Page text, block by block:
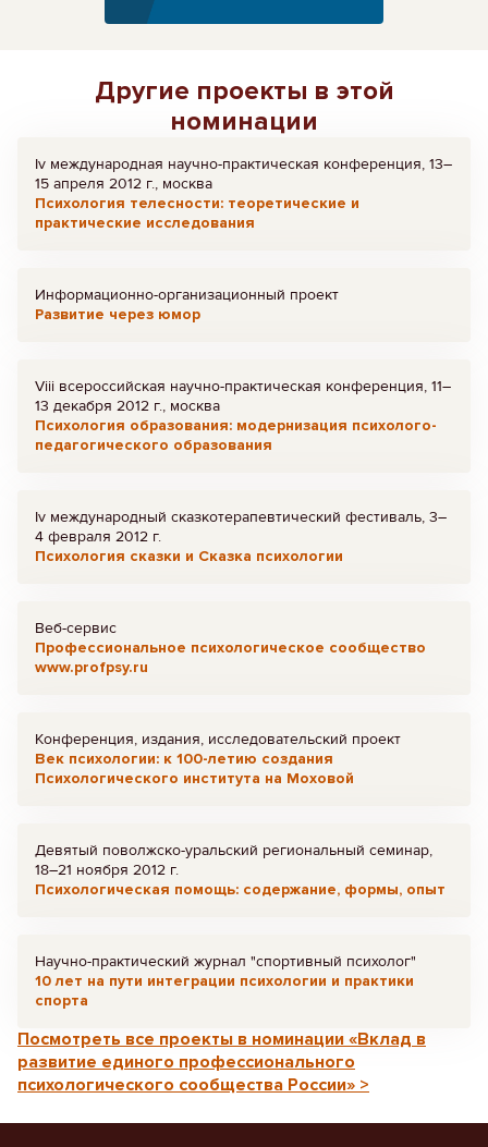
Другие проекты в этой
номинации
Iv международная научно-практическая конференция, 13–
15 апреля 2012 г., москва
Психология телесности: теоретические и
практические исследования
Информационно-организационный проект
Развитие через юмор
Viii всероссийская научно-практическая конференция, 11–
13 декабря 2012 г., москва
Психология образования: модернизация психолого-
педагогического образования
Iv международный сказкотерапевтический фестиваль, 3–
4 февраля 2012 г.
Психология сказки и Сказка психологии
Веб-сервис
Профессиональное психологическое сообщество
www.profpsy.ru
Конференция, издания, исследовательский проект
Век психологии: к 100-летию создания
Психологического института на Моховой
Девятый поволжско-уральский региональный семинар,
18–21 ноября 2012 г.
Психологическая помощь: содержание, формы, опыт
Научно-практический журнал "спортивный психолог"
10 лет на пути интеграции психологии и практики
спорта
Посмотреть все проекты в номинации «Вклад в
развитие единого профессионального
психологического сообщества России» >